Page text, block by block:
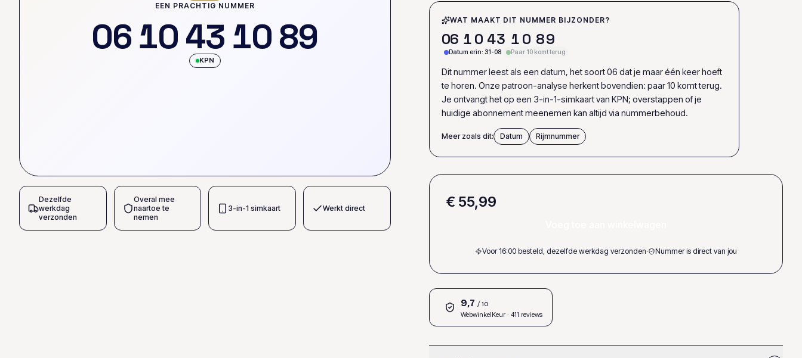
EEN PRACHTIG NUMMER
061043 1089
KPN
Dezelfde
werkdag
verzonden
Overal mee
naartoe te
nemen
3-in-1 simkaart Werkt direct
WAT MAAKT DIT NUMMER BIJZONDER?
06 10 43 10 89
Datum erin: 31-08 Paar 10 komt terug
Dit nummer leest als een datum, het soort 06 dat je maar één keer hoeft
te horen. Onze patroon-analyse herkent bovendien: paar 10 komt terug.
Je ontvangt het op een 3-in-1-simkaart van KPN; overstappen of je
huidige abonnement meenemen kan altijd via nummerbehoud.
Meer zoals dit: Datum Rijmnummer
€ 55,99
Voor 16:00 besteld, dezelfde werkdag verzonden· Nummer is direct van jou
9,7 / 10
WebwinkelKeur· 411 reviews